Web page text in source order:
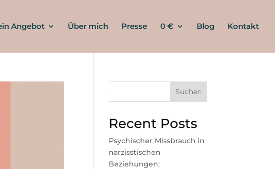
Angebot Über mich Presse 0 € Blog Kontakt
Suchen
Recent Posts
Psychischer Missbrauch in
narzisstischen
Beziehungen: